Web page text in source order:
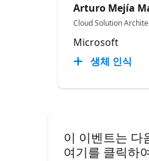
Arturo Mejía
Cloud Solution
Microsoft
생체 인식
이 이벤트는
여기를 클릭하